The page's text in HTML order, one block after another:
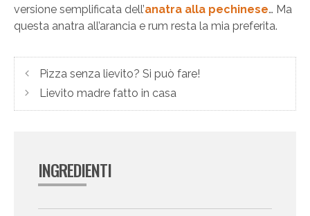
versione semplificata dell’anatra alla pechinese… Ma
questa anatra all’arancia e rum resta la mia preferita.
Pizza senza lievito? Si può fare!
Lievito madre fatto in casa
INGREDIENTI